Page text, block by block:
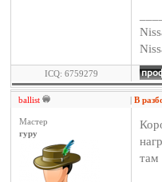
ICQ: 6759279
ballist | В
Мастер
гуру
там